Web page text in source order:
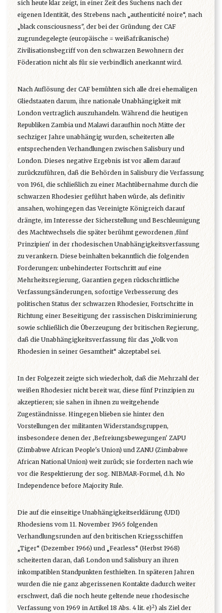
sich heute klar zeigt, in einer Zeit des Suchens nach der
eigenen Identität, des Strebens nach „authenticité noire“, nach
„black consciousness", der bei der Gründung der CAF
zugrundegelegte (europäische = weißafrikanische)
Zivilisationsbegriff von den schwarzen Bewohnern der
Föderation nicht als für sie verbindlich anerkannt wird.
Nach Auflösung der CAF bemühten sich alle drei ehemaligen
Gliedstaaten darum, ihre nationale Unabhängigkeit mit
London vertraglich auszuhandeln. Während die heutigen
Republiken Zambia und Malawi daraufhin noch Mitte der
sechziger Jahre unabhängig wurden, scheiterten alle
entsprechenden Verhandlungen zwischen Salisbury und
London. Dieses negative Ergebnis ist vor allem darauf
zurückzuführen, daß die Behörden in Salisbury die Verfassung
von 1961, die schließlich zu einer Machtübernahme durch die
schwarzen Rhodesier geführt haben würde, als definitiv
ansahen, wohingegen das Vereinigte Königreich darauf
drängte, im Interesse der Sicherstellung und Beschleunigung
des Machtwechsels die später berühmt gewordenen ,fünf
Prinzipien' in der rhodesischen Unabhängigkeitsverfassung
zu verankern. Diese beinhalten bekanntlich die folgenden
Forderungen: unbehinderter Fortschritt auf eine
Mehrheitsregierung, Garantien gegen rückschrittliche
Verfassungsänderungen, sofortige Verbesserung des
politischen Status der schwarzen Rhodesier, Fortschritte in
Richtung einer Beseitigung der rassischen Diskriminierung
sowie schließlich die Überzeugung der britischen Regierung,
daß die Unabhängigkeitsverfassung für das „Volk von
Rhodesien in seiner Gesamtheit“ akzeptabel sei.
In der Folgezeit zeigte sich wiederholt, daß die Mehrzahl der
weißen Rhodesier nicht bereit war, diese fünf Prinzipien zu
akzeptieren; sie sahen in ihnen zu weitgehende
Zugeständnisse. Hingegen blieben sie hinter den
Vorstellungen der militanten Widerstandsgruppen,
insbesondere denen der ,Befreiungsbewegungen' ZAPU
(Zimbabwe African People's Union) und ZANU (Zimbabwe
African National Union) weit zurück; sie forderten nach wie
vor die Respektierung der sog. NIBMAR-Formel, d.h. No
Independence before Majority Rule.
Die auf die einseitige Unabhängigkeitserklärung (UDI)
Rhodesiens vom 11. November 1965 folgenden
Verhandlungsrunden auf den britischen Kriegsschiffen
„Tiger“ (Dezember 1966) und „Fearless“ (Herbst 1968)
scheiterten daran, daß London und Salisbury an ihren
inkompatiblen Standpunkten festhielten. In späteren Jahren
wurden die nie ganz abgerissenen Kontakte dadurch weiter
erschwert, daß die noch heute geltende neue rhodesische
Verfassung von 1969 in Artikel 18 Abs. 4 lit. e)2) als Ziel der